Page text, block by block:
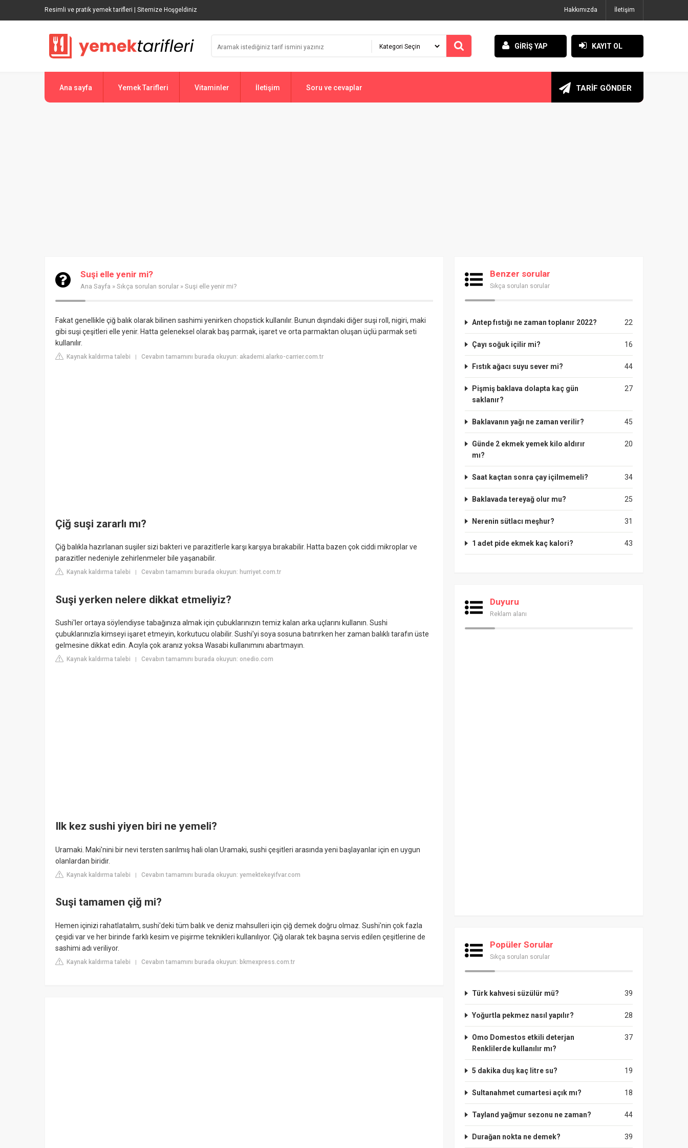
Resimli ve pratik yemek tarifleri | Sitemize Hoşgeldiniz Hakkımızda İletişim
GİRİŞ YAP KAYIT OL
Ana sayfa Yemek Tarifleri Vitaminler İletişim Soru ve cevaplar TARİF GÖNDER
Suşi elle yenir mi?
Ana Sayfa » Sıkça sorulan sorular » Suşi elle yenir mi?
Fakat genellikle çiğ balık olarak bilinen sashimi yenirken chopstick kullanılır. Bunun dışındaki diğer suşi roll, nigiri, maki
gibi suşi çeşitleri elle yenir. Hatta geleneksel olarak baş parmak, işaret ve orta parmaktan oluşan üçlü parmak seti
kullanılır.
Kaynak kaldırma talebi | Cevabın tamamını burada okuyun: akademi.alarko-carrier.com.tr
Çiğ suşi zararlı mı?
Çiğ balıkla hazırlanan suşiler sizi bakteri ve parazitlerle karşı karşıya bırakabilir. Hatta bazen çok ciddi mikroplar ve
parazitler nedeniyle zehirlenmeler bile yaşanabilir.
Kaynak kaldırma talebi Cevabın tamamını burada okuyun: hurriyet.com.tr
Suşi yerken nelere dikkat etmeliyiz?
Sushi'ler ortaya söylendiyse tabağınıza almak için çubuklarınızın temiz kalan arka uçlarını kullanın. Sushi
çubuklarınızla kimseyi işaret etmeyin, korkutucu olabilir. Sushi'yi soya sosuna batırırken her zaman balıklı tarafın üste
gelmesine dikkat edin. Acıyla çok aranız yoksa Wasabi kullanımını abartmayın.
Kaynak kaldırma talebi Cevabın tamamını burada okuyun: onedio.com
Ilk kez sushi yiyen biri ne yemeli?
Uramaki. Maki'nini bir nevi tersten sarılmış hali olan Uramaki, sushi çeşitleri arasında yeni başlayanlar için en uygun
olanlardan biridir.
Kaynak kaldırma talebi | Cevabın tamamını burada okuyun: yemektekeyifvar.com
Suşi tamamen çiğ mi?
Hemen içinizi rahatlatalım, sushi'deki tüm balık ve deniz mahsulleri için çiğ demek doğru olmaz. Sushi'nin çok fazla
çeşidi var ve her birinde farklı kesim ve pişirme teknikleri kullanılıyor. Çiğ olarak tek başına servis edilen çeşitlerine de
sashimi adı veriliyor.
Kaynak kaldırma talebi | Cevabın tamamını burada okuyun: bkmexpress.com.tr
Benzer sorular
Sıkça sorulan sorular
22
Antep fıstığı ne zaman toplanır 2022?
16
Çayı soğuk içilir mi?
44
Fıstık ağacı suyu sever mi?
27
Pişmiş baklava dolapta kaç gün
saklanır?
45
Baklavanın yağı ne zaman verilir?
20
Günde 2 ekmek yemek kilo aldırır
mı?
34
Saat kaçtan sonra çay içilmemeli?
25
Baklavada tereyağ olur mu?
31
Nerenin sütlacı meşhur?
43
1 adet pide ekmek kaç kalori?
Duyuru
Reklam alanı
Popüler Sorular
Sıkça sorulan sorular
39
Türk kahvesi süzülür mü?
28
Yoğurtla pekmez nasıl yapılır?
37
Omo Domestos etkili deterjan
Renklilerde kullanılır mı?
19
5 dakika duş kaç litre su?
18
Sultanahmet cumartesi açık mı?
44
Tayland yağmur sezonu ne zaman?
39
Durağan nokta ne demek?